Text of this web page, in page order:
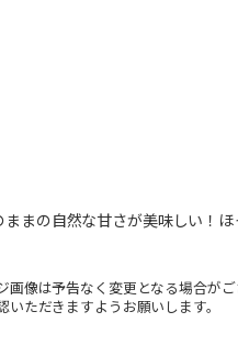
まの自然な甘さが美味しい！
像は予告なく変更となる場合が
ただきますようお願いします。